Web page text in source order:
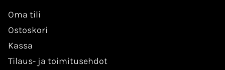
Oma tili
Ostoskori
Kassa
Tilaus- ja toimitusehdot